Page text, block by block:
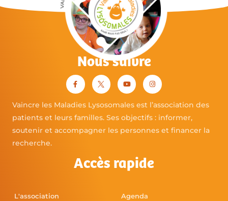
Nous suivre
Vaincre les Maladies Lysosomales est l’association des
patients et leurs familles. Ses objectifs : informer,
soutenir et accompagner les personnes et financer la
recherche.
Accès rapide
L'association Agenda